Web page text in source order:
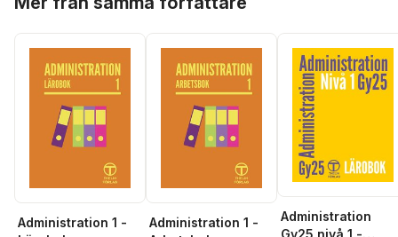
Administration 1 -
Administration 1 -
Administration
Gy25 nivå 1 -